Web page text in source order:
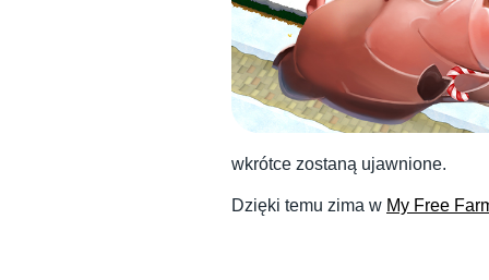
wkrótce zostaną ujawnione.
Dzięki temu zima w My Free